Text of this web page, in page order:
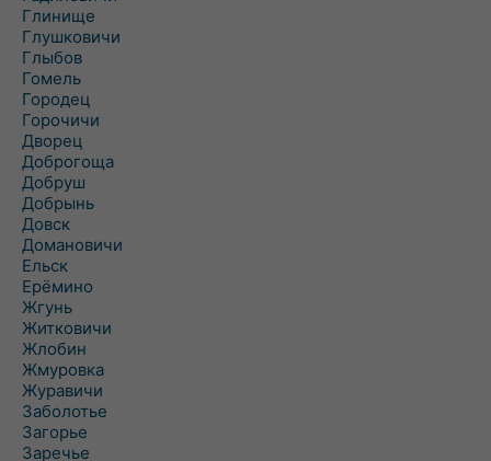
Глинище
Глушковичи
Глыбов
Гомель
Городец
Горочичи
Дворец
Доброгоща
Добруш
Добрынь
Довск
Домановичи
Ельск
Ерёмино
Жгунь
Житковичи
Жлобин
Жмуровка
Журавичи
Заболотье
Загорье
Заречье